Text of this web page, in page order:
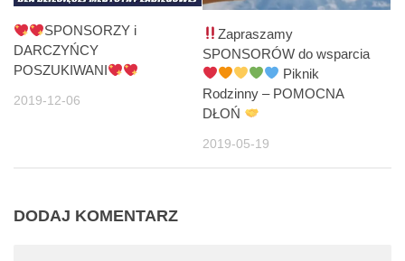
SPONSORZY i
DARCZYŃCY
POSZUKIWANI
2019-12-06
Zapraszamy
SPONSORÓW do wsparcia
Piknik
Rodzinny – POMOCNA
DŁOŃ
2019-05-19
DODAJ KOMENTARZ